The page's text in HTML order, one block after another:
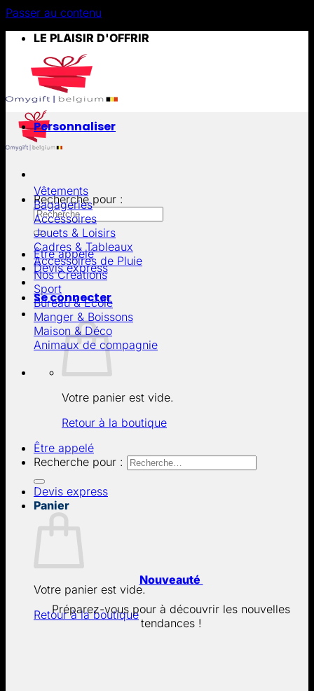
Passer au contenu
LE PLAISIR D'OFFRIR
Recherche pour :
Être appelé
Devis express
Se connecter
Votre panier est vide.
Retour à la boutique
Être appelé
Recherche pour :
Devis express
Panier
Votre panier est vide.
Retour à la boutique
Personnaliser
Vêtements
Bagageries
Accessoires
Jouets & Loisirs
Cadres & Tableaux
Accessoires de Pluie
Nos Créations
Sport
Bureau & École
Manger & Boissons
Maison & Déco
Animaux de compagnie
Nouveauté
Préparez-vous pour à découvrir les nouvelles
tendances !